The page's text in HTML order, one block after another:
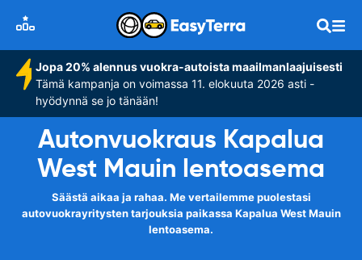
Jopa 20% alennus vuokra-autoista maailmanlaajuisesti
Tämä kampanja on voimassa 11. elokuuta 2026 asti -
hyödynnä se jo tänään!
Autonvuokraus Kapalua
West Mauin lentoasema
Säästä aikaa ja rahaa. Me vertailemme puolestasi
autovuokrayritysten tarjouksia paikassa Kapalua West Mauin
lentoasema.